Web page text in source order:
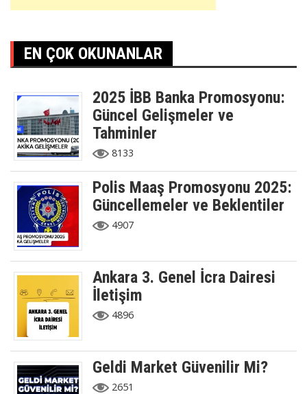
EN ÇOK OKUNANLAR
2025 İBB Banka Promosyonu:
Güncel Gelişmeler ve
Tahminler
8133
Polis Maaş Promosyonu 2025:
Güncellemeler ve Beklentiler
4907
Ankara 3. Genel İcra Dairesi
İletişim
4896
Geldi Market Güvenilir Mi?
2651